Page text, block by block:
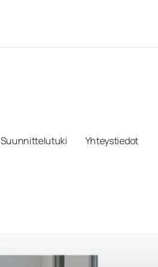
Suunnittelutuki Yhteystiedot